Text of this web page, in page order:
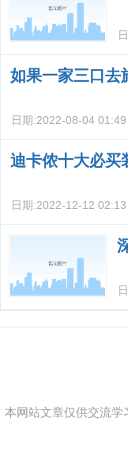
如果一家三口去
日期:2022-08-04 01:49
迪卡侬十大必买
日期:2022-12-12 02:13
本网站文章仅供交流